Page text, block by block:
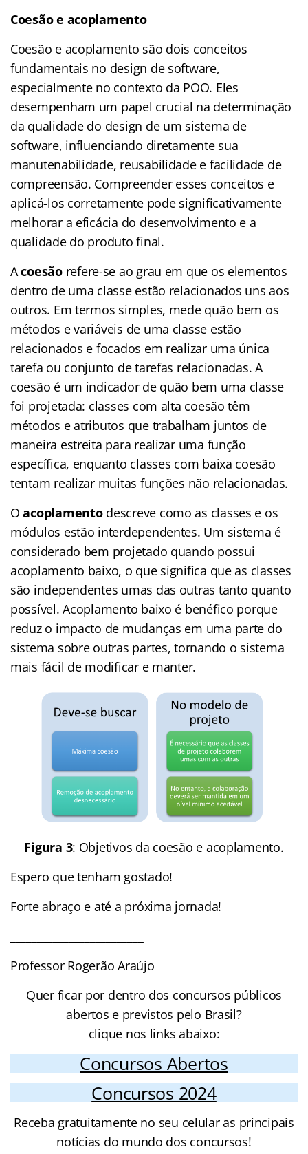
Coesão e acoplamento
Coesão e acoplamento são dois conceitos
fundamentais no design de software,
especialmente no contexto da POO. Eles
desempenham um papel crucial na determinação
da qualidade do design de um sistema de
software, influenciando diretamente sua
manutenabilidade, reusabilidade e facilidade de
compreensão. Compreender esses conceitos e
aplicá-los corretamente pode significativamente
melhorar a eficácia do desenvolvimento e a
qualidade do produto final.
Acoesãorefere-se ao grau em que os elementos
dentro de uma classe estão relacionados uns aos
outros. Em termos simples, mede quão bem os
métodos e variáveis de uma classe estão
relacionados e focados em realizar uma única
tarefa ou conjunto de tarefas relacionadas. A
coesão é um indicador de quão bem uma classe
foi projetada: classes com alta coesão têm
métodos e atributos que trabalham juntos de
maneira estreita para realizar uma função
específica, enquanto classes com baixa coesão
tentam realizar muitas funções não relacionadas.
Oacoplamentodescreve como as classes e os
módulos estão interdependentes. Um sistema é
considerado bem projetado quando possui
acoplamento baixo, o que significa que as classes
são independentes umas das outras tanto quanto
possível. Acoplamento baixo é benéfico porque
reduz o impacto de mudanças em uma parte do
sistema sobre outras partes, tornando o sistema
mais fácil de modificar e manter.
Figura 3: Objetivos da coesão e acoplamento.
Espero que tenham gostado!
Forte abraço e até a próxima jornada!
Professor Rogerão Araújo
Quer ficar por dentro dos concursos públicos
abertos e previstos pelo Brasil?
clique nos links abaixo:
Concursos Abertos
Concursos 2024
Receba gratuitamente no seu celular as principais
notícias do mundo dos concursos!